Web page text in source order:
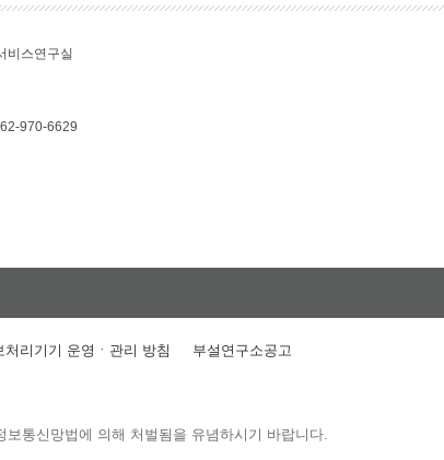
비스연구실
970-6629
처리기기 운영ㆍ관리 방침 부설연구소공고
통신망법에 의해 처벌됨을 유념하시기 바랍니다.